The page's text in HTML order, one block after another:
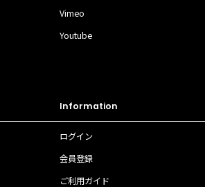
Vimeo
Youtube
Information
ログイン
会員登録
ご利用ガイド